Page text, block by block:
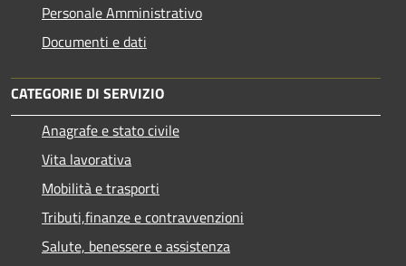
Personale Amministrativo
Documenti e dati
CATEGORIE DI SERVIZIO
Anagrafe e stato civile
Vita lavorativa
Mobilità e trasporti
Tributi,finanze e contravvenzioni
Salute, benessere e assistenza